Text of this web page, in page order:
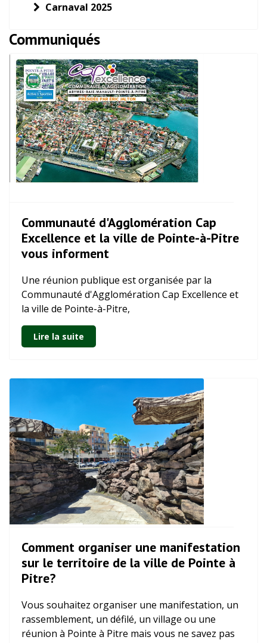
Carnaval 2025
Communiqués
Communauté d'Agglomération Cap
Excellence et la ville de Pointe-à-Pitre
vous informent
Une réunion publique est organisée par la
Communauté d'Agglomération Cap Excellence et
la ville de Pointe-à-Pitre,
Lire la suite
Comment organiser une manifestation
sur le territoire de la ville de Pointe à
Pitre?
Vous souhaitez organiser une manifestation, un
rassemblement, un défilé, un village ou une
réunion à Pointe à Pitre mais vous ne savez pas